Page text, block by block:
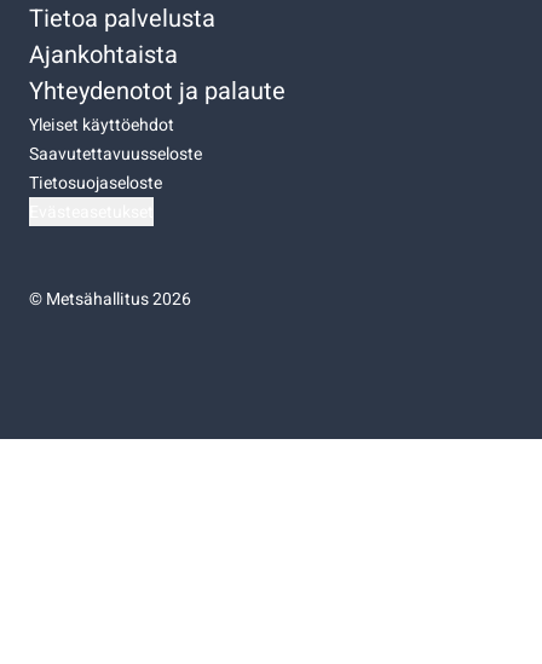
Tietoa palvelusta
Ajankohtaista
Yhteydenotot ja palaute
Yleiset käyttöehdot
Saavutettavuusseloste
Tietosuojaseloste
©Metsähallitus 2026